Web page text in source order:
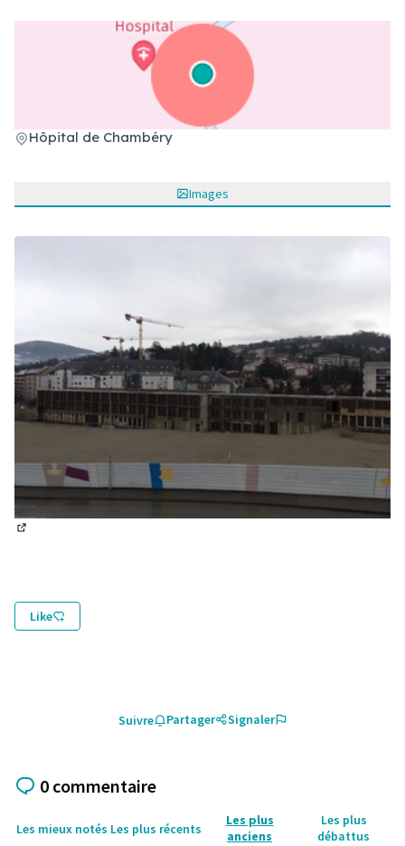
Hôpital de Chambéry
(Lien externe)
Images
Like
Suivre Partager Signaler
0 commentaire
Les mieux notés Les plus récents
Les plus
anciens
Les plus
débattus